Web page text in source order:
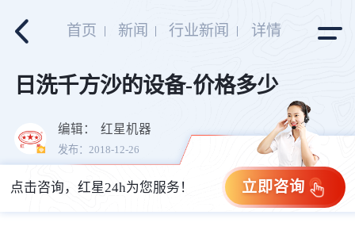
首页 新闻 行业新闻 详情
日洗千方沙的设备-价格多少
编辑： 红星机器
发布：2018-12-26
立即咨询
点击咨询，红星24h为您服务！